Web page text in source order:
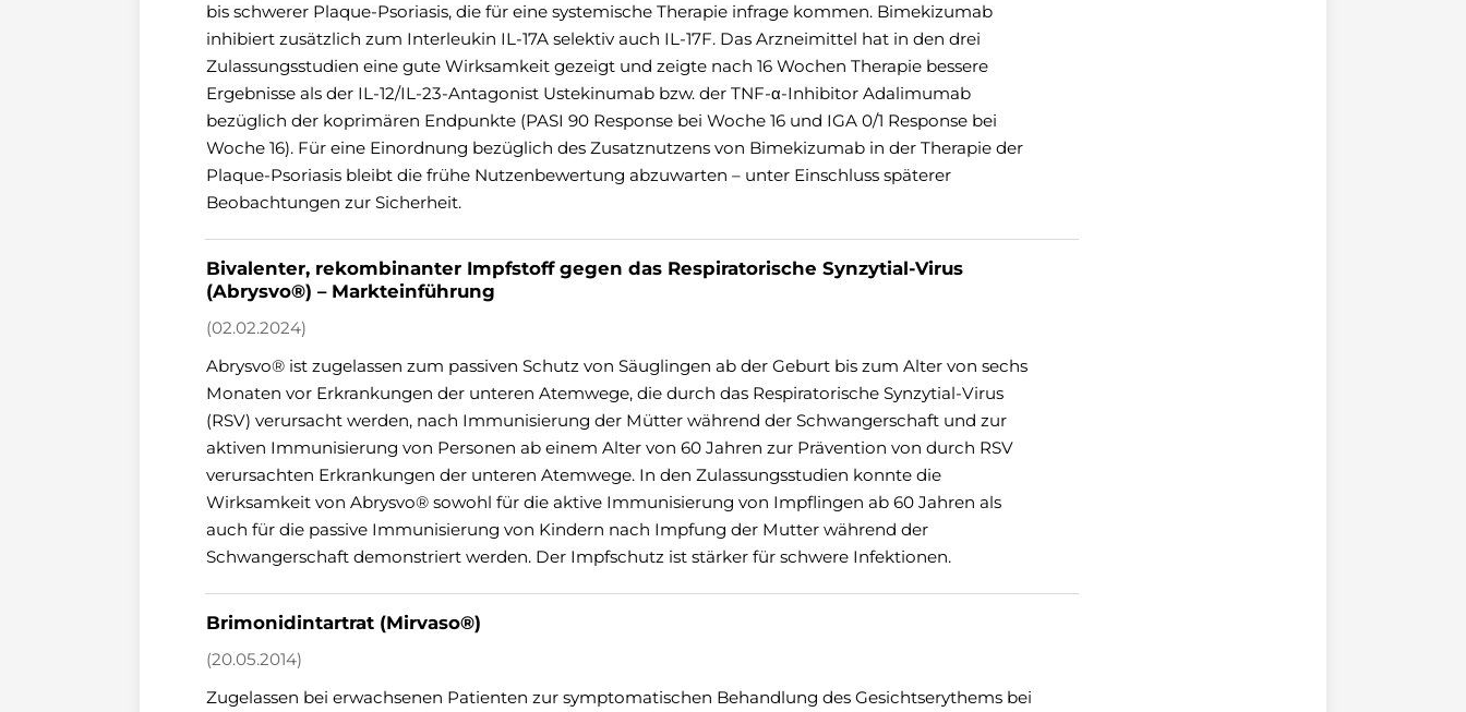
bis schwerer Plaque-Psoriasis, die für eine systemische Therapie infrage kommen. Bimekizumab
inhibiert zusätzlich zum Interleukin IL-17A selektiv auch IL-17F. Das Arzneimittel hat in den drei
Zulassungsstudien eine gute Wirksamkeit gezeigt und zeigte nach 16 Wochen Therapie bessere
Ergebnisse als der IL-12/IL-23-Antagonist Ustekinumab bzw. der TNF-α-Inhibitor Adalimumab
bezüglich der koprimären Endpunkte (PASI 90 Response bei Woche 16 und IGA 0/1 Response bei
Woche 16). Für eine Einordnung bezüglich des Zusatznutzens von Bimekizumab in der Therapie der
Plaque-Psoriasis bleibt die frühe Nutzenbewertung abzuwarten – unter Einschluss späterer
Beobachtungen zur Sicherheit.
Bivalenter, rekombinanter Impfstoff gegen das Respiratorische Synzytial-Virus
(Abrysvo®) – Markteinführung
(02.02.2024)
Abrysvo® ist zugelassen zum passiven Schutz von Säuglingen ab der Geburt bis zum Alter von sechs
Monaten vor Erkrankungen der unteren Atemwege, die durch das Respiratorische Synzytial-Virus
(RSV) verursacht werden, nach Immunisierung der Mütter während der Schwangerschaft und zur
aktiven Immunisierung von Personen ab einem Alter von 60 Jahren zur Prävention von durch RSV
verursachten Erkrankungen der unteren Atemwege. In den Zulassungsstudien konnte die
Wirksamkeit von Abrysvo® sowohl für die aktive Immunisierung von Impflingen ab 60 Jahren als
auch für die passive Immunisierung von Kindern nach Impfung der Mutter während der
Schwangerschaft demonstriert werden. Der Impfschutz ist stärker für schwere Infektionen.
Brimonidintartrat (Mirvaso®)
(20.05.2014)
Zugelassen bei erwachsenen Patienten zur symptomatischen Behandlung des Gesichtserythems bei